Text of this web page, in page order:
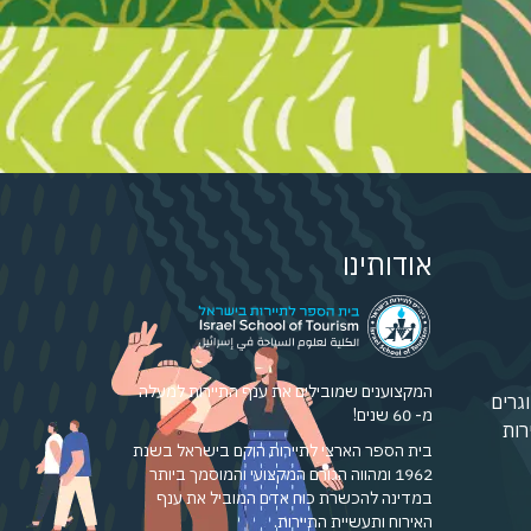
אודותינו
המקצוענים שמובילים את ענף התיירות למעלה
מ- 60 שנים!
בית הספר הארצי לתיירות הוקם בישראל בשנת
1962 ומהווה הגורם המקצועי והמוסמך ביותר
במדינה להכשרת כוח אדם המוביל את ענף
האירוח ותעשיית התיירות.